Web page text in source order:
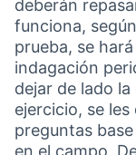
deberán
funciona,
prueba, se
indagación
dejar de lado
ejercicio, se
preguntas
en el campo.